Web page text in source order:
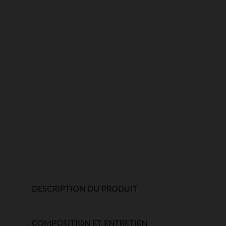
DESCRIPTION DU PRODUIT
COMPOSITION ET ENTRETIEN